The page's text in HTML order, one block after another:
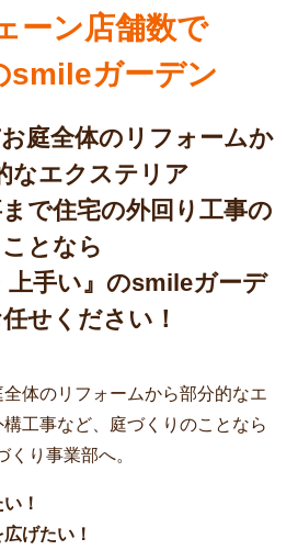
ーン店舗数で
smileガーデン
庭全体のリフォームか
なエクステリア
で住宅の外回り工事の
ことなら
上手い』のsmileガーデ
せください！
体のリフォームから部分的なエ
工事など、庭づくりのことなら
り事業部へ。
！
げたい！